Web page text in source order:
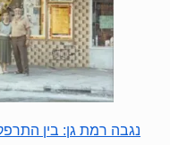
נגבה רמת גן: בין